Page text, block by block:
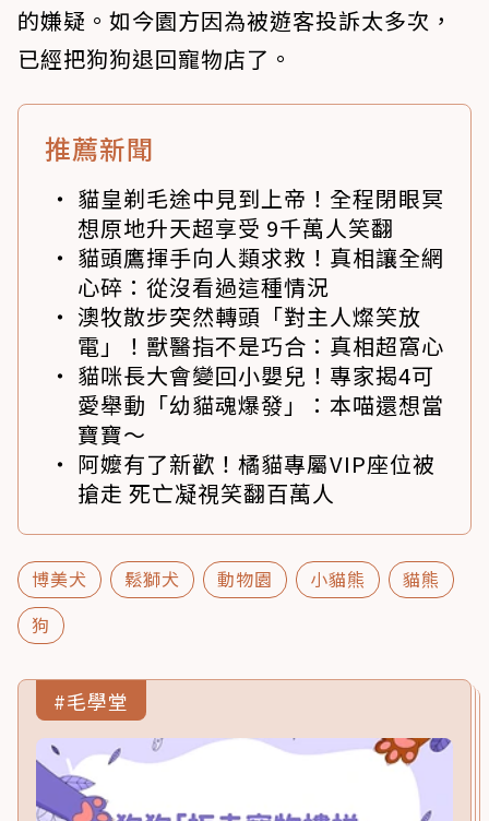
的嫌疑。如今園方因為被遊客投訴太多次，
已經把狗狗退回寵物店了。
推薦新聞
貓皇剃毛途中見到上帝！全程閉眼冥
想原地升天超享受 9千萬人笑翻
貓頭鷹揮手向人類求救！真相讓全網
心碎：從沒看過這種情況
澳牧散步突然轉頭「對主人燦笑放
電」！獸醫指不是巧合：真相超窩心
貓咪長大會變回小嬰兒！專家揭4可
愛舉動「幼貓魂爆發」：本喵還想當
寶寶～
阿嬤有了新歡！橘貓專屬VIP座位被
搶走 死亡凝視笑翻百萬人
博美犬 鬆獅犬 動物園 小貓熊
貓熊
狗
#毛學堂